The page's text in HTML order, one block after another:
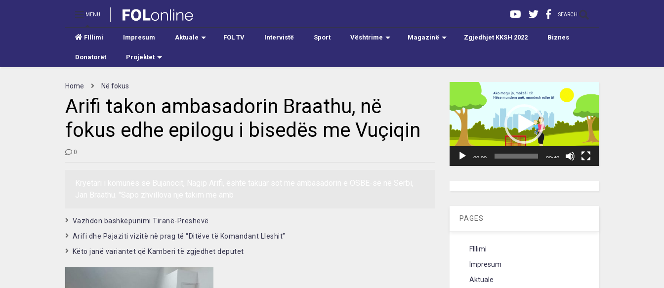
MENU SEARCH
FIllimi Impresum Aktuale FOL TV Intervistë Sport Vështrime Magazinë Zgjedhjet KKSH 2022 Biznes
Donatorët Projektet
Home Në fokus
Arifi takon ambasadorin Braathu, në
fokus edhe epilogu i bisedës me Vuçiqin
0
Vazhdon bashkëpunimi Tiranë-Preshevë
Arifi dhe Pajaziti vizitë në prag të “Ditëve të Komandant Lleshit”
Këto janë variantet që Kamberi të zgjedhet deputet
00:00 00:40
PAGES
FIllimi
Impresum
Aktuale